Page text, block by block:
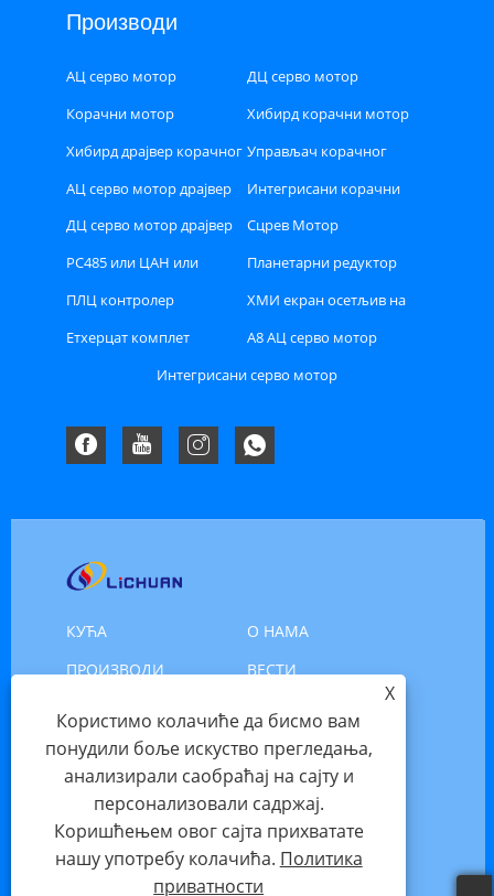
Производи
АЦ серво мотор
ДЦ серво мотор
Корачни мотор
затворене петље
Хибирд корачни мотор
Хибирд драјвер корачног
мотора
Управљач корачног
мотора затворене петље
АЦ серво мотор драјвер
Интегрисани корачни
мотор
ДЦ серво мотор драјвер
Сцрев Мотор
РС485 или ЦАН или
Етхерцат сабирница типа
Степпер драјвер
Планетарни редуктор
ПЛЦ контролер
ХМИ екран осетљив на
додир
Етхерцат комплет
драјвера серво мотора
А8 АЦ серво мотор
драјвер комплет
Интегрисани серво мотор
КУЋА
О НАМА
ПРОИЗВОДИ
ВЕСТИ
ПОШАЉИ УПИТ
КОНТАКТИРАЈТЕ НАС
Ауторско право © 2025 Схензхен Ксинлицхуан
Елецтриц Цо., Лтд. - Серво мотор, серво мотор,
корачни мотор - Сва права задржана
X
Користимо колачиће да бисмо вам
понудили боље искуство прегледања,
анализирали саобраћај на сајту и
персонализовали садржај.
Коришћењем овог сајта прихватате
нашу употребу колачића. Политика
приватности